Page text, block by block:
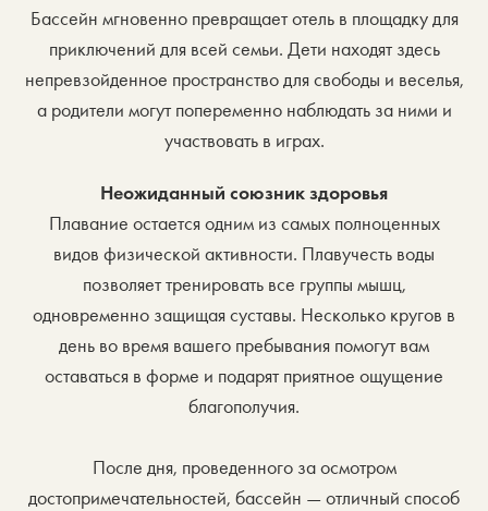
Бассейн мгновенно превращает отель в площадку для
приключений для всей семьи. Дети находят здесь
непревзойденное пространство для свободы и веселья,
а родители могут попеременно наблюдать за ними и
участвовать в играх.
Неожиданный союзник здоровья
Плавание остается одним из самых полноценных
видов физической активности. Плавучесть воды
позволяет тренировать все группы мышц,
одновременно защищая суставы. Несколько кругов в
день во время вашего пребывания помогут вам
оставаться в форме и подарят приятное ощущение
благополучия.
После дня, проведенного за осмотром
достопримечательностей, бассейн — отличный способ